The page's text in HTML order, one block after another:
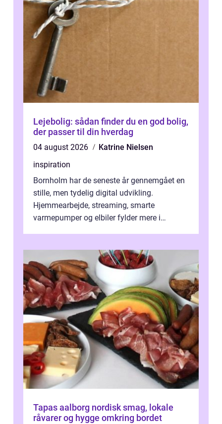
Lejebolig: sådan finder du en god bolig,
der passer til din hverdag
04 august 2026
Katrine Nielsen
inspiration
Bornholm har de seneste år gennemgået en
stille, men tydelig digital udvikling.
Hjemmearbejde, streaming, smarte
varmepumper og elbiler fylder mere i
Tapas aalborg nordisk smag, lokale
råvarer og hygge omkring bordet